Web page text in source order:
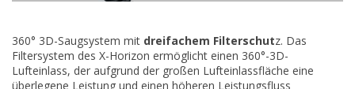
360° 3D-Saugsystem mit dreifachem Filterschutz. Das
Filtersystem des X-Horizon ermöglicht einen 360°-3D-
Lufteinlass, der aufgrund der großen Lufteinlassfläche eine
überlegene Leistung und einen höheren Leistungsfluss